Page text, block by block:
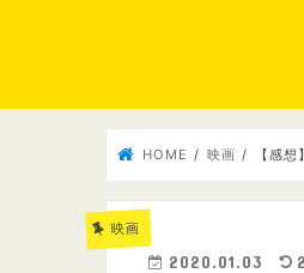
HOME 映画 【感
映画
2020.01.03